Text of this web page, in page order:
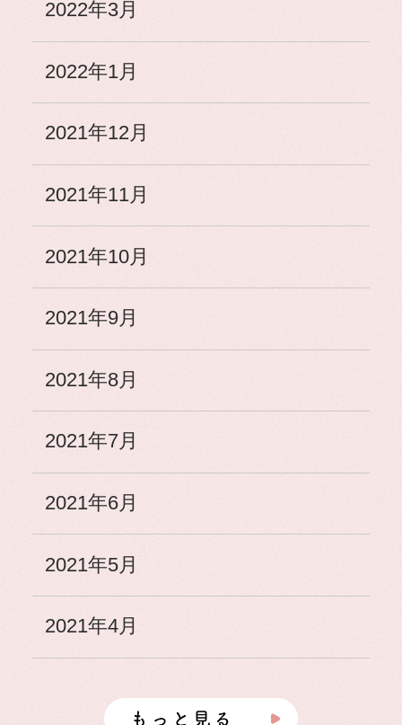
2022年3月
2022年1月
2021年12月
2021年11月
2021年10月
2021年9月
2021年8月
2021年7月
2021年6月
2021年5月
2021年4月